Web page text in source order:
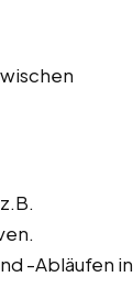
-Abläufen in